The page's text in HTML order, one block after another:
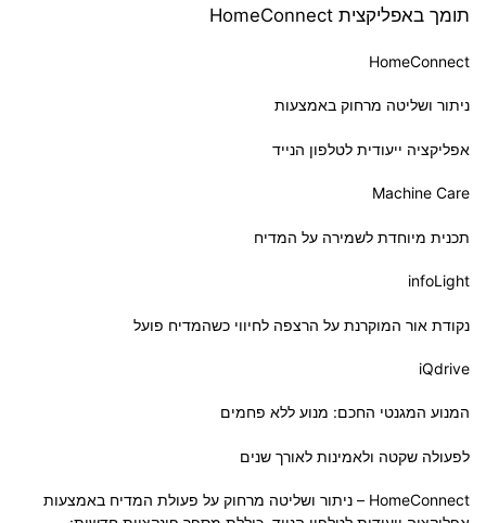
תומך באפליקצית HomeConnect
HomeConnect
ניתור ושליטה מרחוק באמצעות
אפליקציה ייעודית לטלפון הנייד
Machine Care
תכנית מיוחדת לשמירה על המדיח
infoLight
נקודת אור המוקרנת על הרצפה לחיווי כשהמדיח פועל
iQdrive
המנוע המגנטי החכם: מנוע ללא פחמים
לפעולה שקטה ולאמינות לאורך שנים
HomeConnect – ניתור ושליטה מרחוק על פעולת המדיח באמצעות